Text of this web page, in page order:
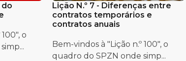
do
o
Lição N.º 7 - Diferenças entre
contratos temporários e
contratos anuais
Bem-vindos à "Lição n.º 100", o
quadro do SPZN onde simp...